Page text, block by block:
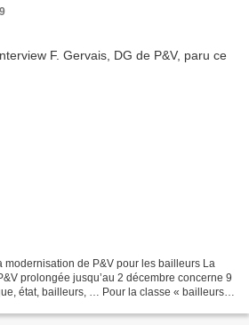
modernisation de P&V pour les bailleurs La
prolongée jusqu’au 2 décembre concerne 9
état, bailleurs, … Pour la classe « bailleurs